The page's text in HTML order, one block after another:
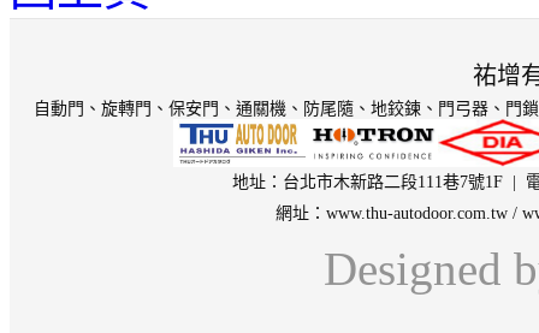
祐增
自動門、旋轉門、保安門 、通關機、防尾隨、地鉸鍊、門弓器、門
地址：台北市木新路二段111巷7號1F |
網址： www.thu-autodoor.com.tw /
Designed